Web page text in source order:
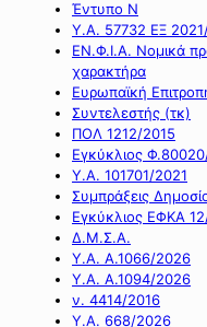
Έντυπο Ν
Υ.Α. 57732 ΕΞ
ΕΝ.Φ.Ι.Α. Νομικά
χαρακτήρα
Ευρωπαϊκή
Συντελεστής (τκ)
ΠΟΛ 1212/2015
Εγκύκλιος
Υ.Α. 101701/2021
Συμπράξεις
Εγκύκλιος ΕΦΚΑ
Δ.Μ.Σ.Α.
Υ.Α. Α.1066/2026
Υ.Α. Α.1094/2026
ν. 4414/2016
Y.A. 668/2026